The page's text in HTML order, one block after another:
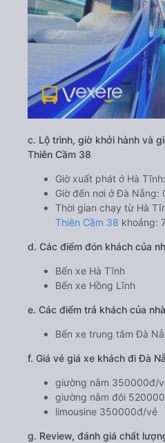
c. Lộ trình, giờ khởi hành và
Thiên Cầm 38
Giờ xuất phát ở Hà
Giờ đến nơi ở Đà Nẵng:
Thời gian chạy từ Hà
Thiên Cầm 38 khoảng:
d. Các điểm đón khách của
Bến xe Hà Tĩnh
Bến xe Hồng Lĩnh
e. Các điểm trả khách của
Bến xe trung tâm Đà
f. Giá vé giá xe khách đi Đà
giường nằm 350000đ/
giường nằm đôi
limousine 350000đ/vé
g. Review, đánh giá chất